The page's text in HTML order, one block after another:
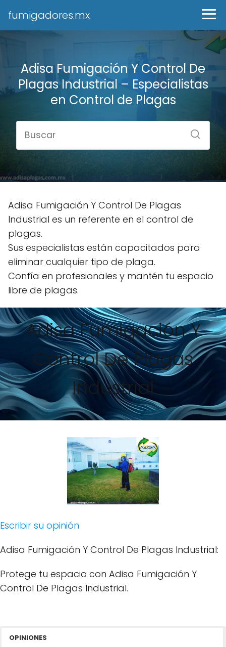
fumigadores.mx
Adisa Fumigación Y Control De
Plagas Industrial – Especialistas
en Control de Plagas
Adisa Fumigación Y Control De Plagas
Industrial es un referente en el control de
plagas.
Sus especialistas están capacitados para
eliminar cualquier tipo de plaga.
Confía en profesionales y mantén tu espacio
libre de plagas.
Adisa Fumigación Y
Control De Plagas
Industrial
Escribir su opinión
Adisa Fumigación Y Control De Plagas Industrial:
Protege tu espacio con Adisa Fumigación Y
Control De Plagas Industrial.
OPINIONES